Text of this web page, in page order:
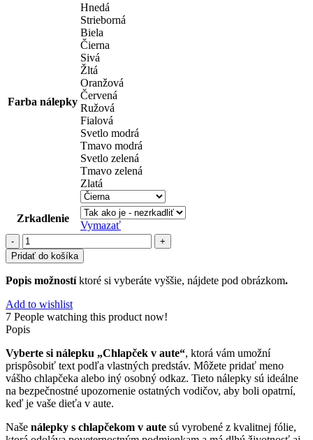
Farba nálepky
Hnedá
Strieborná
Biela
Čierna
Sivá
Žltá
Oranžová
Červená
Ružová
Fialová
Svetlo modrá
Tmavo modrá
Svetlo zelená
Tmavo zelená
Zlatá
Zrkadlenie
Vymazať
množstvo
chlapček
(11)
Pridať do košíka
Popis možnostíktoré si vyberáte vyššie, nájdete pod obrázkom.
Add to wishlist
7 People watching this product now!
Popis
Vyberte si nálepku „Chlapček v aute“, ktorá vám umožní
prispôsobiť text podľa vlastných predstáv. Môžete pridať meno
vášho chlapčeka alebo iný osobný odkaz. Tieto nálepky sú ideálne
na bezpečnostné upozornenie ostatných vodičov, aby boli opatrní,
keď je vaše dieťa v aute.
Naše nálepky s chlapčekom v aute sú vyrobené z kvalitnej fólie,